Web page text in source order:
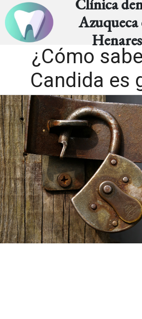
Clínica
Azuqueca
Henares
¿Cómo
Candida es